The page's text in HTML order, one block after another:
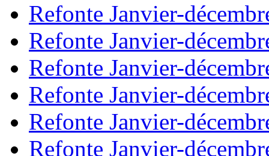
Refonte Janvier-
Refonte Janvier-
Refonte Janvier-
Refonte Janvier-
Refonte Janvier-
Refonte Janvier-